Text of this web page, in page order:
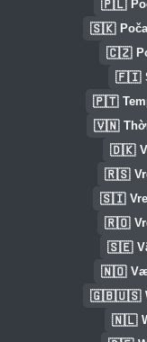
🇵🇱
🇸🇰
🇨🇿
🇫🇮
🇵🇹
🇻🇳
🇩🇰
🇷🇸
🇸🇮
🇷🇴
🇸🇪
🇳🇴
🇬🇧🇺🇸
🇳🇱